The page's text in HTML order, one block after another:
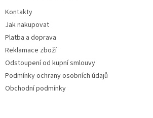
Kontakty
Jak nakupovat
Platba a doprava
Reklamace zboží
Odstoupení od kupní smlouvy
Podmínky ochrany osobních údajů
Obchodní podmínky